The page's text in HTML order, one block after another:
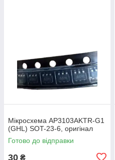
Мікросхема AP3103AKTR-G1
(GHL) SOT-23-6, оригінал
Готово до відправки
30 ₴